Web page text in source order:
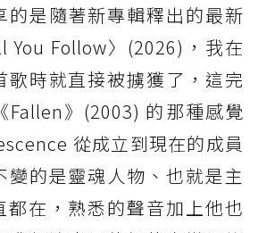
的是隨著新專輯釋出的最新
You Follow〉(2026)，我在
歌時就直接被擄獲了，這完
Fallen》(2003) 的那種感覺
從成立到現在的成員
變的是靈魂人物、也就是主
都在，熟悉的聲音加上他也